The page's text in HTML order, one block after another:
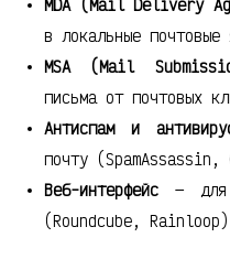
MDA (Mail Delivery
в локальные
MSA (Mail
письма от почтовых
Антиспам и
почту (SpamAssassin,
Веб-интерфейс — для
(Roundcube, Rainloop)